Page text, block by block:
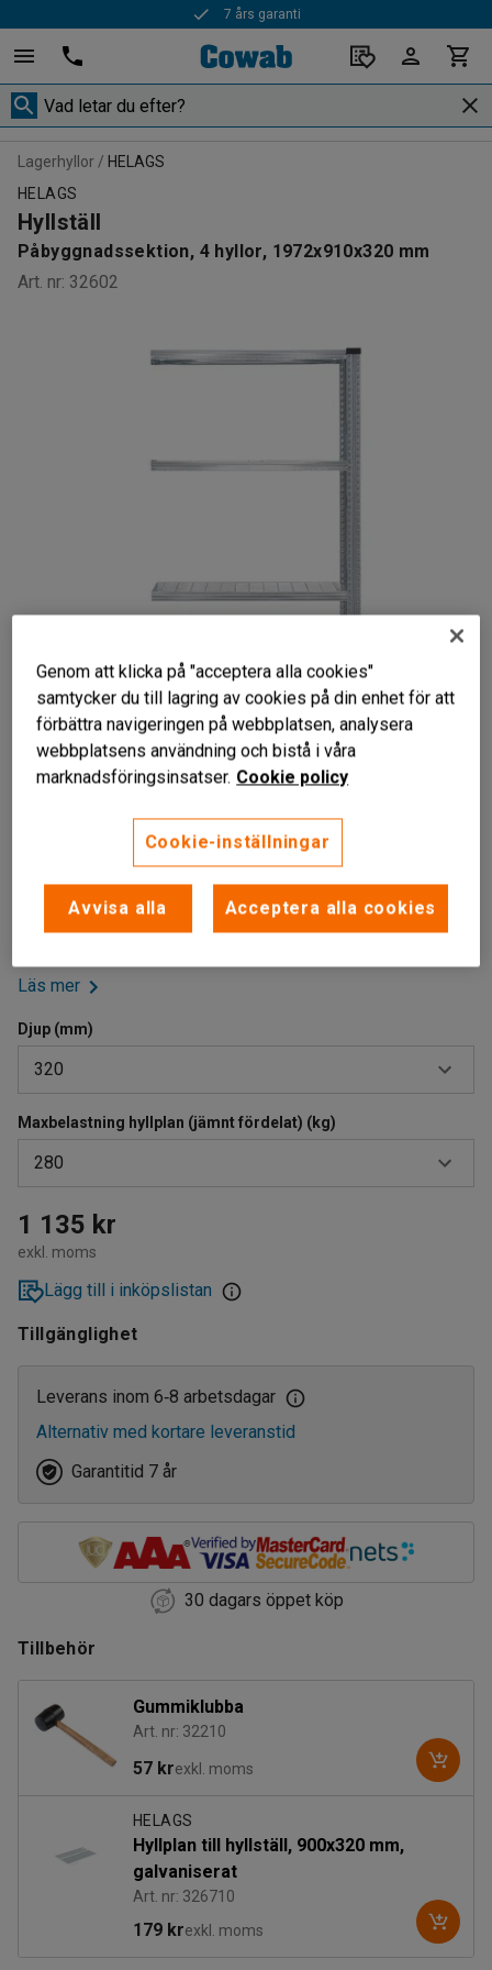
7 års garanti
Lagerhyllor
HELAGS
HELAGS
Hyllställ
Påbyggnadssektion, 4 hyllor, 1972x910x320 mm
Art. nr: 32602
För utökad förvaring
Hög belastningskapacitet
Fyra justerbara hyllplan
Påbyggnadssektion med fyra justerbara hyllor till hyllställ.
Stället har hög belastningskapacitet och levereras med en
Läs mer
Djup (mm)
320
320
400
500
600
800
Maxbelastning hyllplan (jämnt fördelat) (kg)
280
150
190
230
235
280
1 135 kr
exkl. moms
Lägg till i inköpslistan
Tillgänglighet
Leverans inom 6‑8 arbetsdagar
Alternativ med kortare leveranstid
Garantitid 7 år
30 dagars öppet köp
Tillbehör
Gummiklubba
Art. nr: 32210
57 krexkl. moms
HELAGS
Hyllplan till hyllställ, 900x320 mm,
galvaniserat
Art. nr: 326710
179 krexkl. moms
Genom att klicka på "acceptera alla cookies"
samtycker du till lagring av cookies på din enhet för att
förbättra navigeringen på webbplatsen, analysera
webbplatsens användning och bistå i våra
marknadsföringsinsatser. Cookie policy
Cookie-inställningar
Avvisa alla Acceptera alla cookies